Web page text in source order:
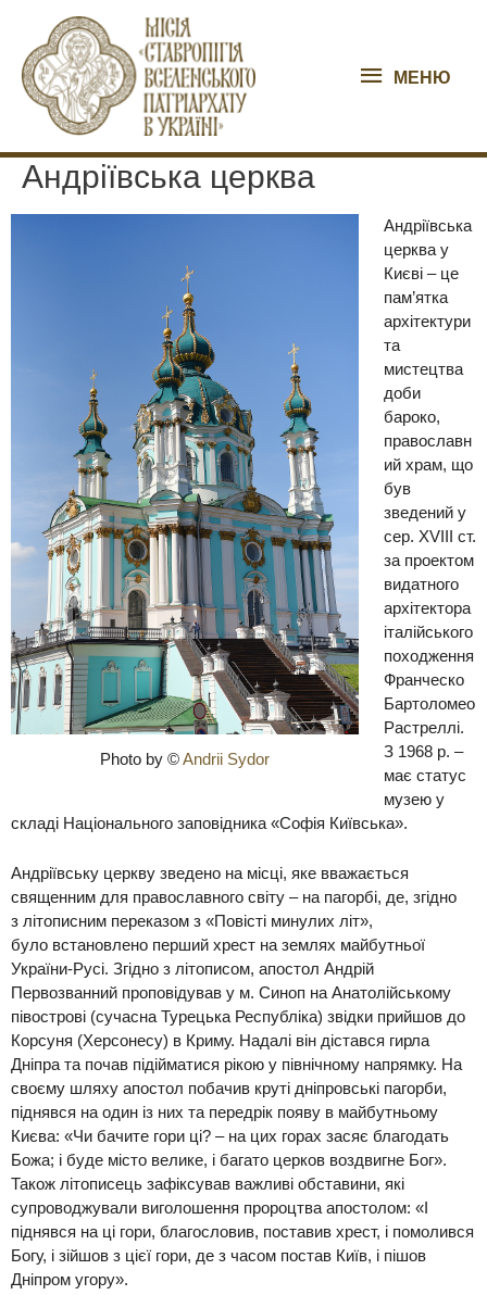
вмісту
МЕНЮ
Андріївська церква
Photo by ©Andrii Sydor
Андріївська
церква у
Києві–це
пам’ятка
архітектури
та
мистецтва
доби
бароко,
православн
ий храм, що
був
зведений у
сер. XVIII ст.
за проектом
видатного
архітектора
італійського
походження
Франческо
Бартоломео
Растреллі.
З 1968 р. –
має статус
музеюу
складі Національного заповідника «Софія Київська».
Андріївську церкву зведено на місці, яке вважається
священним для православного світу – на пагорбі, де, згідно
з літописним переказом з «Повісті минулих літ»,
було встановлено перший хрест на землях майбутньої
України-Русі. Згідно з літописом, апостол Андрій
Первозванний проповідував у м. Синоп на Анатолійському
півострові (сучасна Турецька Республіка) звідки прийшов до
Корсуня (Херсонесу) в Криму. Надалі він дістався гирла
Дніпра та почав підійматися рікою у північному напрямку. На
своєму шляху апостол побачив круті дніпровські пагорби,
піднявся на один із них та передрік появу в майбутньому
Києва: «Чи бачите гори ці? – на цих горах засяє благодать
Божа; і буде місто велике, і багато церков воздвигне Бог».
Також літописець зафіксував важливі обставини, які
супроводжували виголошення пророцтва апостолом: «І
піднявся на ці гори, благословив, поставив хрест, і помолився
Богу, і зійшов з цієї гори, де з часом постав Київ, і пішов
Дніпром угору».